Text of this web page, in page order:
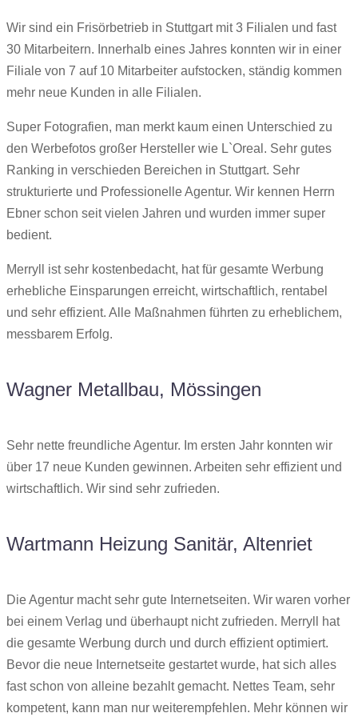
Wir sind ein Frisörbetrieb in Stuttgart mit 3 Filialen und fast
30 Mitarbeitern. Innerhalb eines Jahres konnten wir in einer
Filiale von 7 auf 10 Mitarbeiter aufstocken, ständig kommen
mehr neue Kunden in alle Filialen.
Super Fotografien, man merkt kaum einen Unterschied zu
den Werbefotos großer Hersteller wie L`Oreal. Sehr gutes
Ranking in verschieden Bereichen in Stuttgart. Sehr
strukturierte und Professionelle Agentur. Wir kennen Herrn
Ebner schon seit vielen Jahren und wurden immer super
bedient.
Merryll ist sehr kostenbedacht, hat für gesamte Werbung
erhebliche Einsparungen erreicht, wirtschaftlich, rentabel
und sehr effizient. Alle Maßnahmen führten zu erheblichem,
messbarem Erfolg.
Wagner Metallbau, Mössingen
Sehr nette freundliche Agentur. Im ersten Jahr konnten wir
über 17 neue Kunden gewinnen. Arbeiten sehr effizient und
wirtschaftlich. Wir sind sehr zufrieden.
Wartmann Heizung Sanitär, Altenriet
Die Agentur macht sehr gute Internetseiten. Wir waren vorher
bei einem Verlag und überhaupt nicht zufrieden. Merryll hat
die gesamte Werbung durch und durch effizient optimiert.
Bevor die neue Internetseite gestartet wurde, hat sich alles
fast schon von alleine bezahlt gemacht. Nettes Team, sehr
kompetent, kann man nur weiterempfehlen. Mehr können wir